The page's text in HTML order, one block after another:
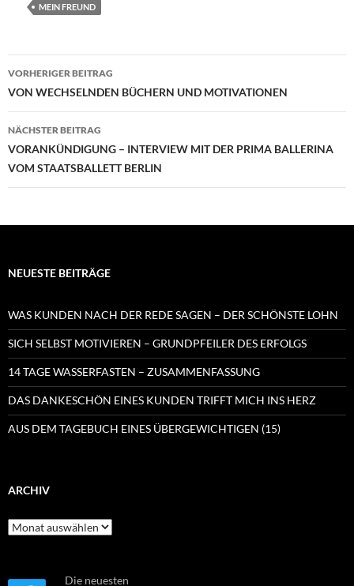
MEIN FREUND
Beitragsnavigation
VORHERIGER BEITRAG
VON WECHSELNDEN BÜCHERN UND MOTIVATIONEN
NÄCHSTER BEITRAG
VORANKÜNDIGUNG – INTERVIEW MIT DER PRIMA BALLERINA
VOM STAATSBALLETT BERLIN
NEUESTE BEITRÄGE
WAS KUNDEN NACH DER REDE SAGEN – DER SCHÖNSTE LOHN
SICH SELBST MOTIVIEREN – GRUNDPFEILER DES ERFOLGS
14 TAGE WASSERFASTEN – ZUSAMMENFASSUNG
DAS DANKESCHÖN EINES KUNDEN TRIFFT MICH INS HERZ
AUS DEM TAGEBUCH EINES ÜBERGEWICHTIGEN (15)
ARCHIV
Archiv
Die neuesten